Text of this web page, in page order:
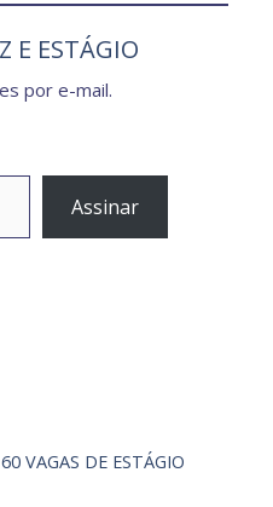
E ESTÁGIO
por e-mail.
Assinar
VAGAS DE ESTÁGIO